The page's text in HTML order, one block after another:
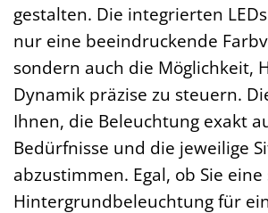
gestalten. Die integrierten
nur eine beeindruckende
sondern auch die Möglichkeit,
Dynamik präzise zu steuern.
Ihnen, die Beleuchtung exakt
Bedürfnisse und die jeweilige
abzustimmen. Egal, ob Sie
Hintergrundbeleuchtung für